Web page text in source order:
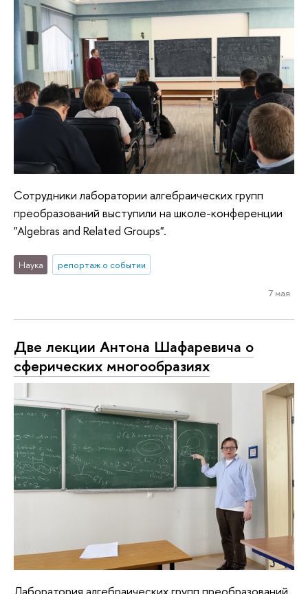
Сотрудники лаборатории алгебраических групп
преобразований выступили на школе-конференции
"Algebras and Related Groups".
Наука репортаж о событии
7 мая
Две лекции Антона Шафаревича о
сферических многообразиях